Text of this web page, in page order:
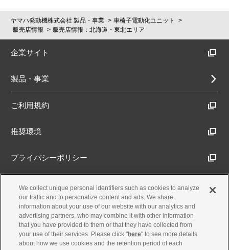
ヤマハ発動機株式会社 製品・事業
車椅子電動化ユニット
販売店情報
販売店情報：北海道・東北エリア
企業サイト
製品・事業
ご利用規約
推奨環境
プライバシーポリシー
Cookieポリシー
アクセシビリティ方針
古物営業法に基づく表示
We collect unique personal identifiers such as cookies to analyze
our traffic and to personalize content and ads. We share
information about your use of our website with our analytics and
advertising partners, who may combine it with other information
that you have provided to them or that they have collected from
your use of their services. Please click "here" to see more details
about how we use cookies and the retention period of each